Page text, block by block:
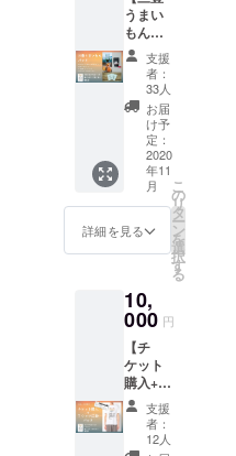
（株式会社
イマガワ取
締役/株式会
社ウルトラ
今川 代表取
締役）、真
鍋貴臣（合
同会社フィ
ネストラ 代
表社員）、
浪越弘行
店主/合同会
社Doux
Flamme代表
社員）、藤
岡優（合同
会社Fizm 代
表社員）、
カー1枚
◆ちえ
んなあ
れから
の感謝
の気持
ちを御
礼状に
添えて
お送り
させて
頂きま
す。 ※
ンはイ
メージ
です。
変更す
る場合
があり
ます。
うまい
もん
パッ
ク】 ◆
三豊う
まいも
んパッ
ク ・荘
内半島
オリー
ブ農園/
２０２
０年度
早摘み
新漬け
ブ
（ミッ
ション
種）80g
・吉田
屋/3種
のクッ
キー
（チョ
支援
者：
33人
お届
け予
定：
2020
年11
月
詳細を見る
こ
の
リ
タ
ー
ン
を
選
択
す
る
10,
000 円
【チ
ケット
購入+サ
ポー
ターT
シャツ
支援
者：
12人